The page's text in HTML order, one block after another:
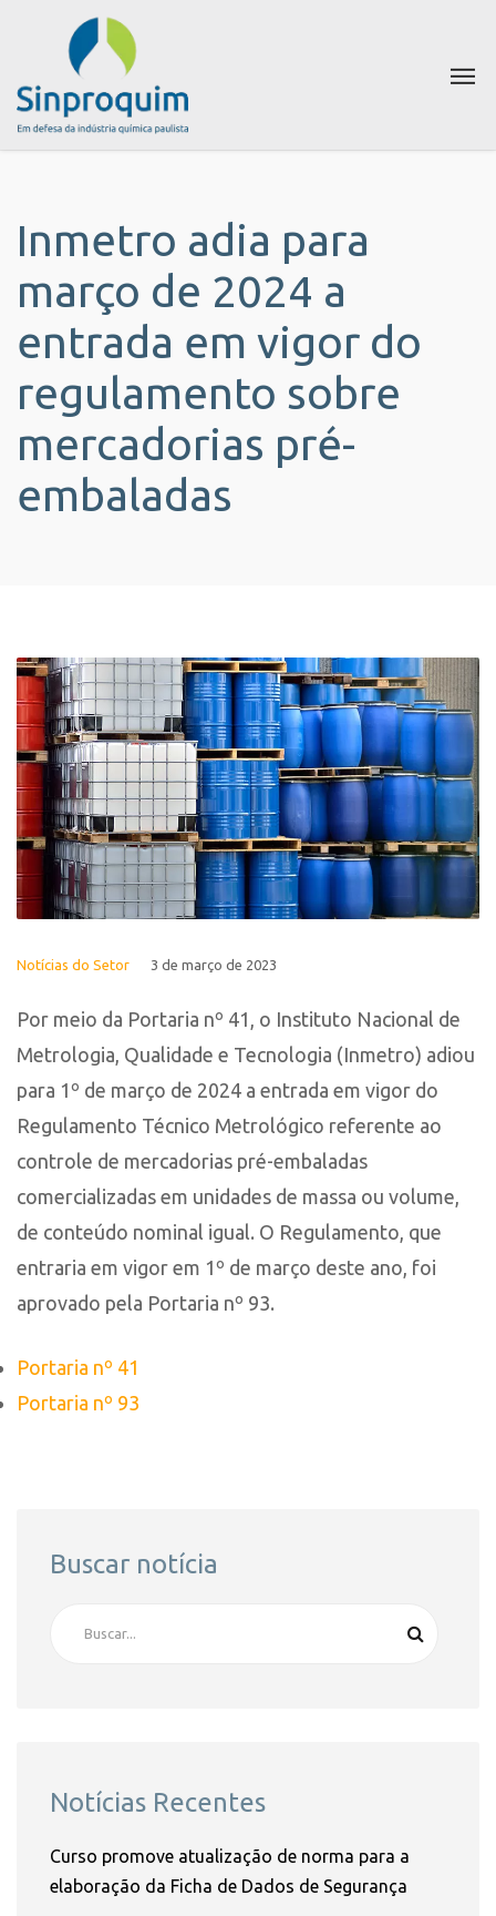
Inmetro adia para
março de 2024 a
entrada em vigor do
regulamento sobre
mercadorias pré-
embaladas
Notícias do Setor 3 de março de 2023
Por meio da Portaria nº 41, o Instituto Nacional de
Metrologia, Qualidade e Tecnologia (Inmetro) adiou
para 1º de março de 2024 a entrada em vigor do
Regulamento Técnico Metrológico referente ao
controle de mercadorias pré-embaladas
comercializadas em unidades de massa ou volume,
de conteúdo nominal igual. O Regulamento, que
entraria em vigor em 1º de março deste ano, foi
aprovado pela Portaria nº 93.
Portaria nº 41
Portaria nº 93
Buscar notícia
Notícias Recentes
Curso promove atualização de norma para a
elaboração da Ficha de Dados de Segurança